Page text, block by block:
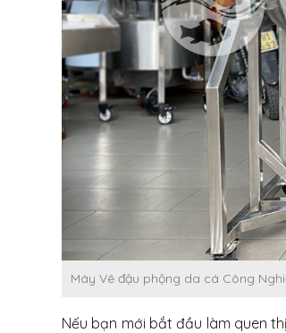
Máy Vê đậu phộng da cá Công
Nếu bạn mới bắt đầu làm quen